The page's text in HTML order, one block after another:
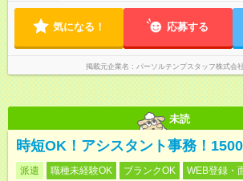
気になる！ 応募する
掲載元企業名 パーソルテンプスタッフ株式会
未読
時短OK！アシスタント事務！
派遣 職種未経験OK ブランクOK WEB登録・